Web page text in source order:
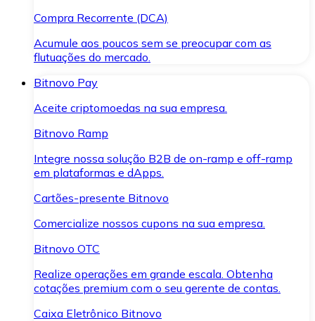
Compra Recorrente (DCA)
Acumule aos poucos sem se preocupar com as
flutuações do mercado.
Bitnovo Pay
Aceite criptomoedas na sua empresa.
Bitnovo Ramp
Integre nossa solução B2B de on-ramp e off-ramp
em plataformas e dApps.
Cartões-presente Bitnovo
Comercialize nossos cupons na sua empresa.
Bitnovo OTC
Realize operações em grande escala. Obtenha
cotações premium com o seu gerente de contas.
Caixa Eletrônico Bitnovo